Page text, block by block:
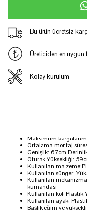
Bu ürün ücretsiz
Üreticiden en uygun
Kolay kurulum
Maksimum
Ortalama montaj
Genişlik: 67cm
Oturak Yüksekliği:
Kullanılan
Kullanılan sünger:
Kullanılan
kumandası
Kullanılan kol: Plastik
Kullanılan ayak:
Başlık eğim ve